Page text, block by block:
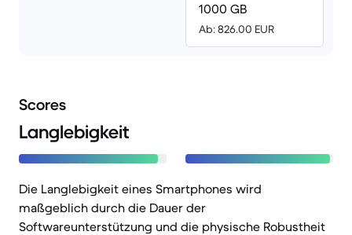
1000 GB
Ab: 826.00 EUR
Scores
Langlebigkeit
Die Langlebigkeit eines Smartphones wird
maßgeblich durch die Dauer der
Softwareunterstützung und die physische Robustheit